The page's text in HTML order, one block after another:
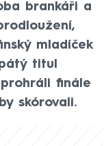
brankáři a
mladíček
titul
finále
skórovali.